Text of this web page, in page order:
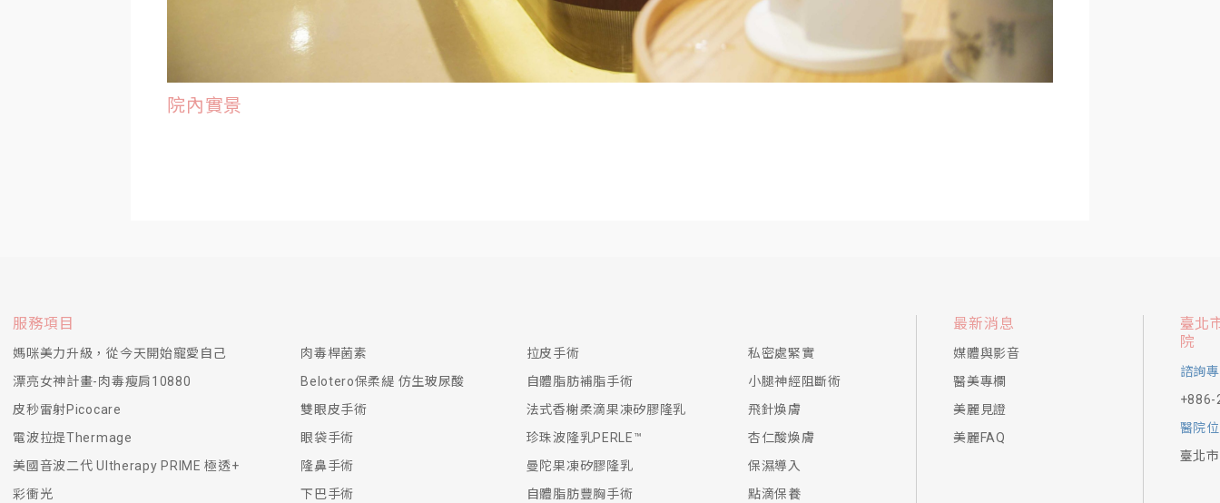
院內實景
服務項目
媽咪美力升級，從今天開始寵愛自己
漂亮女神計畫-肉毒瘦肩10880
皮秒雷射Picocare
電波拉提Thermage
美國音波二代 Ultherapy PRIME 極透+
彩衝光
肉毒桿菌素
Belotero保柔緹 仿生玻尿酸
雙眼皮手術
眼袋手術
隆鼻手術
下巴手術
拉皮手術
自體脂肪補脂手術
法式香榭柔滴果凍矽膠隆乳
珍珠波隆乳PERLE™
曼陀果凍矽膠隆乳
自體脂肪豐胸手術
私密處緊實
小腿神經阻斷術
飛針煥膚
杏仁酸煥膚
保濕導入
點滴保養
最新消息
媒體與影音
醫美專欄
美麗見證
美麗FAQ
臺北
院
諮詢
醫院
臺北